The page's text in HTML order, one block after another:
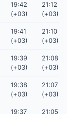
19:42
(+03)
21:12
(+03)
19:41
(+03)
21:10
(+03)
19:39
(+03)
21:08
(+03)
19:38
(+03)
21:07
(+03)
19:37
21:05